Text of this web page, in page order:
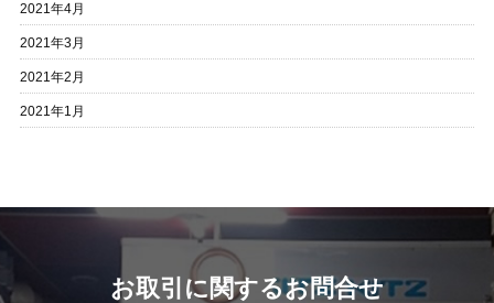
2021年4月
2021年3月
2021年2月
2021年1月
お取引に関するお問合せ